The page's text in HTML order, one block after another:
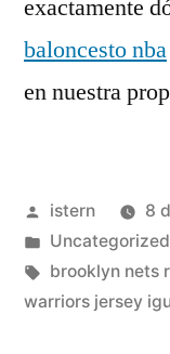
exactamente
baloncesto nba
en nuestra
Publicado
por
istern
8
Publicado
en
Uncategorized
Etiquetas:
brooklyn nets
warriors jersey